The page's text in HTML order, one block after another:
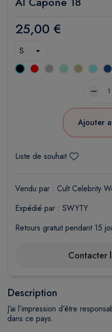
25,00 €
Noir RougeGris MentheSableBleu
remove
Ajouter
Liste de souhait
Vendu par : Cult Celebrity
Expédié par : SWYTY
Retours gratuit pendant 15
Contacter
Description
J’ai l’impression d’être
dans ce pays.